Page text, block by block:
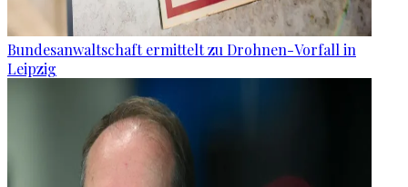
Bundesanwaltschaft ermittelt zu Drohnen-Vorfall in
Leipzig